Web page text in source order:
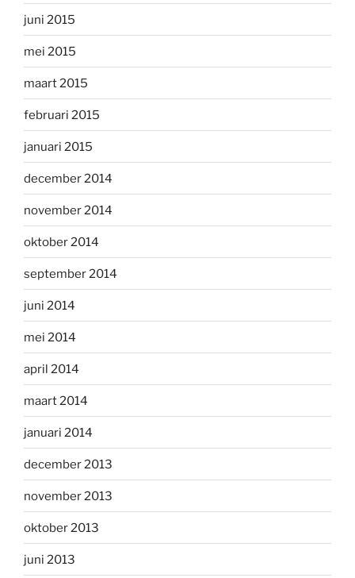
juni 2015
mei 2015
maart 2015
februari 2015
januari 2015
december 2014
november 2014
oktober 2014
september 2014
juni 2014
mei 2014
april 2014
maart 2014
januari 2014
december 2013
november 2013
oktober 2013
juni 2013